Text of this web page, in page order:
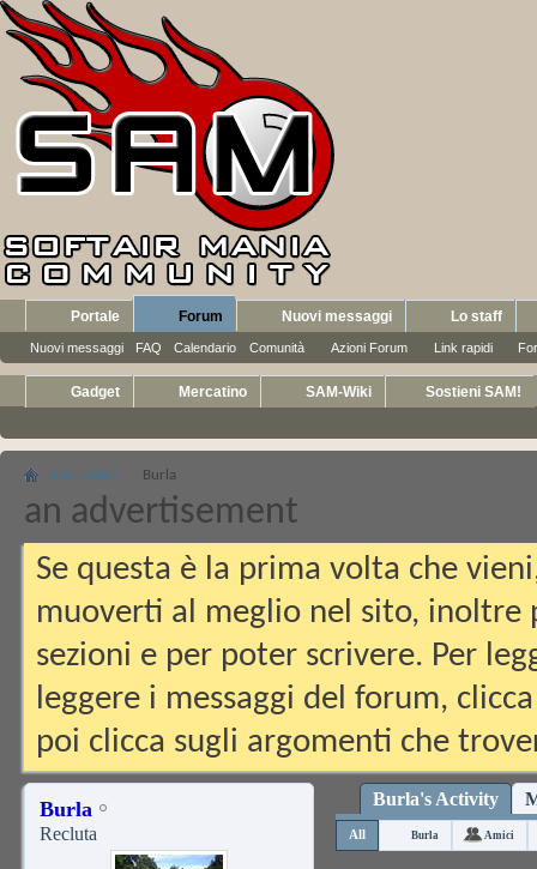
Portale Forum
Nuovi messaggi FAQ Calendario Comunità Azioni Forum Link rapidi
Nuovi messaggi Lo staff
Gadget Mercatino SAM-Wiki Sostieni SAM!
Lista utenti Burla
an advertisement
Se questa è la prima volta che
muoverti al meglio nel sito, inoltre
sezioni e per poter scrivere. Per
leggere i messaggi del forum,
poi clicca sugli argomenti che
Burla
Recluta
Burla's Activity
All Burla Amici